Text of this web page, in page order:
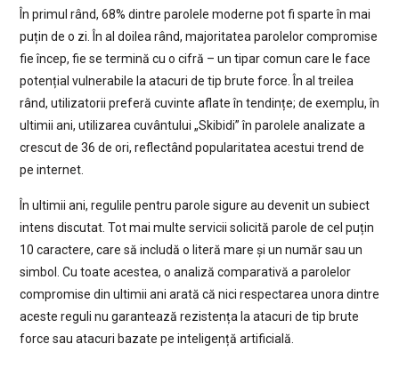
În primul rând, 68% dintre parolele moderne pot fi sparte în mai
puțin de o zi. În al doilea rând, majoritatea parolelor compromise
fie încep, fie se termină cu o cifră – un tipar comun care le face
potențial vulnerabile la atacuri de tip brute force. În al treilea
rând, utilizatorii preferă cuvinte aflate în tendințe; de exemplu, în
ultimii ani, utilizarea cuvântului „Skibidi” în parolele analizate a
crescut de 36 de ori, reflectând popularitatea acestui trend de
pe internet.
În ultimii ani, regulile pentru parole sigure au devenit un subiect
intens discutat. Tot mai multe servicii solicită parole de cel puțin
10 caractere, care să includă o literă mare și un număr sau un
simbol. Cu toate acestea, o analiză comparativă a parolelor
compromise din ultimii ani arată că nici respectarea unora dintre
aceste reguli nu garantează rezistența la atacuri de tip brute
force sau atacuri bazate pe inteligență artificială.